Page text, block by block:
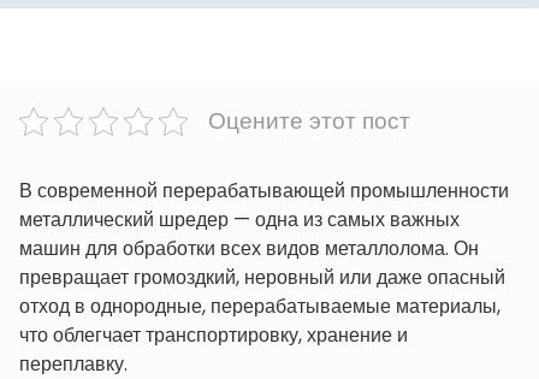
Оцените этот пост
В современной перерабатывающей промышленности
металлический шредер — одна из самых важных
машин для обработки всех видов металлолома. Он
превращает громоздкий, неровный или даже опасный
отход в однородные, перерабатываемые материалы,
что облегчает транспортировку, хранение и
переплавку.